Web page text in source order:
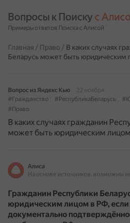
Вопросы к Поиску с
Примеры ответов Поиска с Алисой
Главная / Право / В каких случаях
Беларусь может быть юридическим
Вопрос из Яндекс Кью
22 ноября
#Гражданство
#РеспубликаБеларусь
#Право
В каких случаях гражданин
может быть юридическим
Алиса
Гражданин Республики
юридическим лицом в РФ, если
документально